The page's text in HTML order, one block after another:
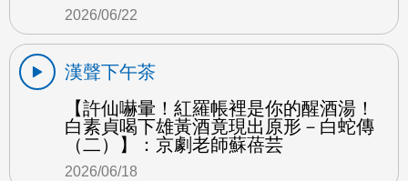
2026/06/22
漢聲下午茶
【許仙嚇暈！紅羅帳裡是你的醒酒湯！
白素貞喝下雄黃酒竟現出原形－白蛇傳
（二）】：京劇老師蘇蓓芸
2026/06/18